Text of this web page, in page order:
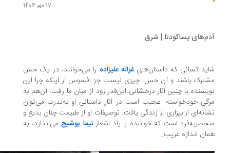
پساکودتا | شرق
کسانی که داستان‌هایغزاله علیزادهرا می‌خوانند، در یک حس
باشند و آن حس، چیزی نیست جز افسوس از اینکه چرا این
با چنین آثار درخشانی این‌قدر زود از میان ما رفت، آن‌هم به
خودخواسته. عجیب است در آثار داستانی او به‌ندرت می‌توان
از بیزاری از زندگی یافت. توصیفات او از طبیعت چنان بدیع و
است که خواننده را یاد اشعار نیما یوشیج می‌اندازد، به
اندازه غریب.